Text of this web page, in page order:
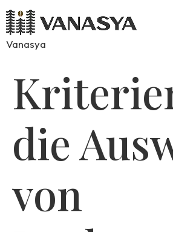
Vanasya
die
von